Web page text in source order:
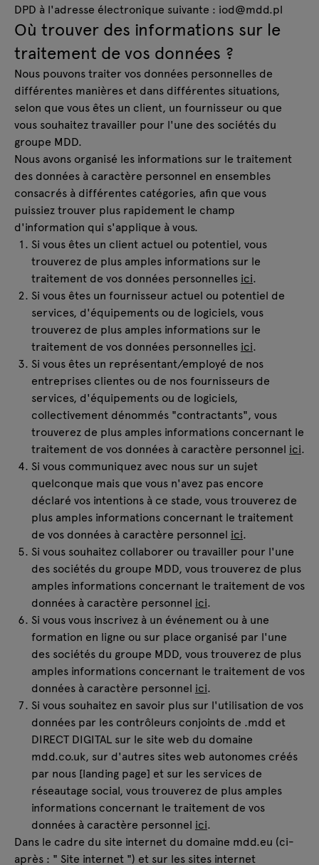
DPD à l'adresse électronique suivante : iod@mdd.pl
Où trouver des informations sur le
traitement de vos données ?
Nous pouvons traiter vos données personnelles de
différentes manières et dans différentes situations,
selon que vous êtes un client, un fournisseur ou que
vous souhaitez travailler pour l'une des sociétés du
groupe MDD.
Nous avons organisé les informations sur le traitement
des données à caractère personnel en ensembles
consacrés à différentes catégories, afin que vous
puissiez trouver plus rapidement le champ
d'information qui s'applique à vous.
Si vous êtes un client actuel ou potentiel, vous
trouverez de plus amples informations sur le
traitement de vos données personnelles ici.
Si vous êtes un fournisseur actuel ou potentiel de
services, d'équipements ou de logiciels, vous
trouverez de plus amples informations sur le
traitement de vos données personnelles ici.
Si vous êtes un représentant/employé de nos
entreprises clientes ou de nos fournisseurs de
services, d'équipements ou de logiciels,
collectivement dénommés "contractants", vous
trouverez de plus amples informations concernant le
traitement de vos données à caractère personnel ici.
Si vous communiquez avec nous sur un sujet
quelconque mais que vous n'avez pas encore
déclaré vos intentions à ce stade, vous trouverez de
plus amples informations concernant le traitement
de vos données à caractère personnel ici.
Si vous souhaitez collaborer ou travailler pour l'une
des sociétés du groupe MDD, vous trouverez de plus
amples informations concernant le traitement de vos
données à caractère personnel ici.
Si vous vous inscrivez à un événement ou à une
formation en ligne ou sur place organisé par l'une
des sociétés du groupe MDD, vous trouverez de plus
amples informations concernant le traitement de vos
données à caractère personnel ici.
Si vous souhaitez en savoir plus sur l'utilisation de vos
données par les contrôleurs conjoints de .mdd et
DIRECT DIGITAL sur le site web du domaine
mdd.co.uk, sur d'autres sites web autonomes créés
par nous [landing page] et sur les services de
réseautage social, vous trouverez de plus amples
informations concernant le traitement de vos
données à caractère personnel ici.
Dans le cadre du site internet du domaine mdd.eu (ci-
après : " Site internet ") et sur les sites internet